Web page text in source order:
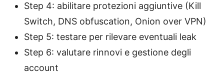
Step 4: abilitare protezioni aggiuntive (Kill
Switch, DNS obfuscation, Onion over VPN)
Step 5: testare per rilevare eventuali leak
Step 6: valutare rinnovi e gestione degli
account